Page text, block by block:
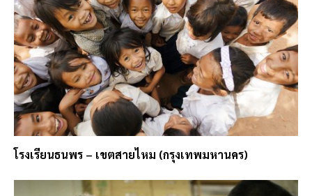
โรงเรียนธนพร – เขตสายไหม (กรุงเทพมหานคร)